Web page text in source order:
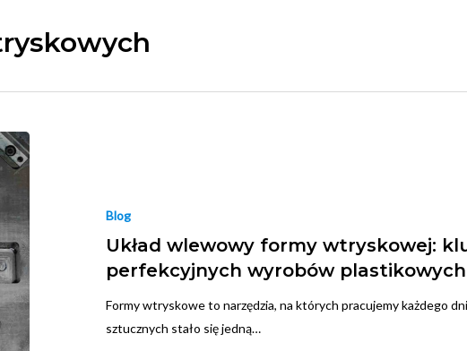
Blog
Układ wlewowy formy wtryskowej:
perfekcyjnych wyrobów plastikowych
Formy wtryskowe to narzędzia, na których pracujemy każdego
sztucznych stało się jedną…